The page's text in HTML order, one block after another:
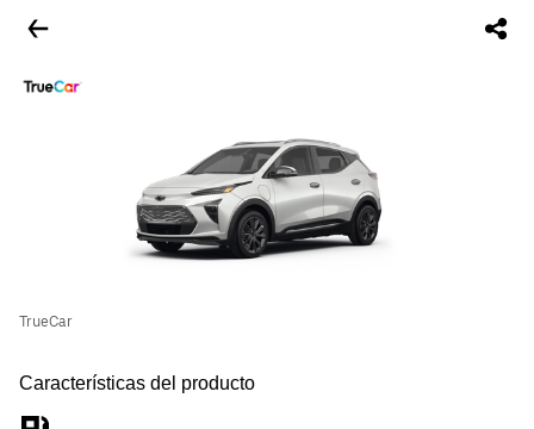
TrueCar
Características del producto